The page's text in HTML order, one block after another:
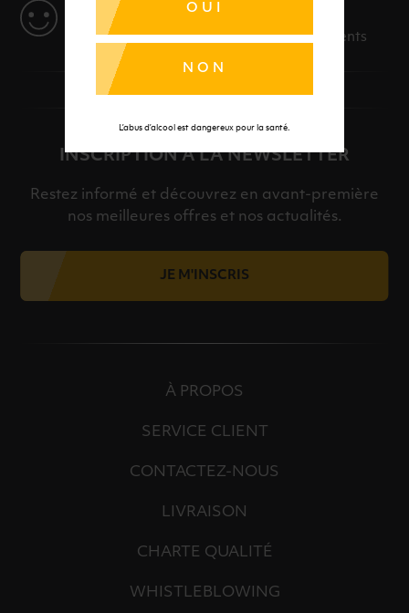
OUI
NON
L’abus d’alcool est dangereux pour la santé.
SERVICE
Des solutions adaptées à vos événements
INSCRIPTION À LA NEWSLETTER
Restez informé et découvrez en avant-première
nos meilleures offres et nos actualités.
JE M'INSCRIS
À PROPOS
SERVICE CLIENT
CONTACTEZ-NOUS
LIVRAISON
CHARTE QUALITÉ
WHISTLEBLOWING